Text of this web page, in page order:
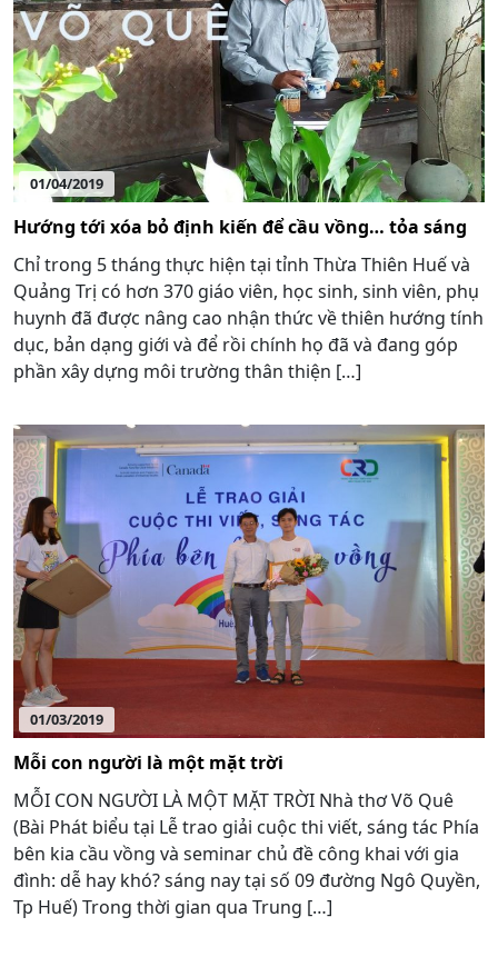
01/04/2019
Hướng tới xóa bỏ định kiến để cầu vồng… tỏa sáng
Chỉ trong 5 tháng thực hiện tại tỉnh Thừa Thiên Huế và
Quảng Trị có hơn 370 giáo viên, học sinh, sinh viên, phụ
huynh đã được nâng cao nhận thức về thiên hướng tính
dục, bản dạng giới và để rồi chính họ đã và đang góp
phần xây dựng môi trường thân thiện […]
01/03/2019
Mỗi con người là một mặt trời
MỖI CON NGƯỜI LÀ MỘT MẶT TRỜI Nhà thơ Võ Quê
(Bài Phát biểu tại Lễ trao giải cuộc thi viết, sáng tác Phía
bên kia cầu vồng và seminar chủ đề công khai với gia
đình: dễ hay khó? sáng nay tại số 09 đường Ngô Quyền,
Tp Huế) Trong thời gian qua Trung […]